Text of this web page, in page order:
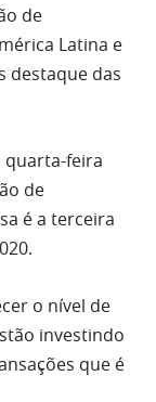
de
Latina e
destaque das
quarta-feira
de
é a terceira
o nível de
investindo
que é